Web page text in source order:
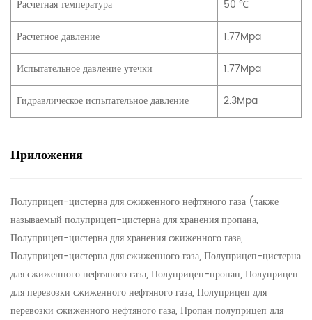
Расчетная температура
50 ℃
Расчетное давление
1.77Mpa
Испытательное давление утечки
1.77Mpa
Гидравлическое испытательное давление
2.3Mpa
Приложения
Полуприцеп-цистерна для сжиженного нефтяного газа (также
называемый полуприцеп-цистерна для хранения пропана,
Полуприцеп-цистерна для хранения сжиженного газа,
Полуприцеп-цистерна для сжиженного газа, Полуприцеп-цистерна
для сжиженного нефтяного газа, Полуприцеп-пропан, Полуприцеп
для перевозки сжиженного нефтяного газа, Полуприцеп для
перевозки сжиженного нефтяного газа, Пропан полуприцеп для